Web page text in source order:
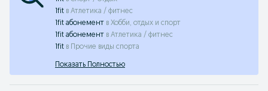
1fit в Атлетика / фитнес
1fit абонемент в Хобби, отдых и спорт
1fit абонемент в Атлетика / фитнес
1fit в Прочие виды спорта
Показать Полностью